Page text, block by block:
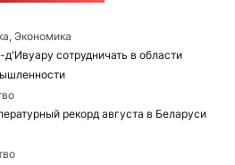
Экономика
сотрудничать в области
рекорд августа в Беларуси